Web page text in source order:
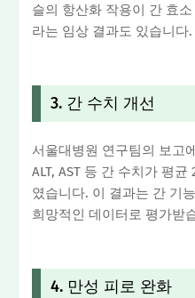
슬의 항산화 작용이 간 효
라는 임상 결과도 있습니다.
3. 간 수치 개선
서울대병원 연구팀의 보고
ALT, AST 등 간 수치가 평
였습니다. 이 결과는 간 기
희망적인 데이터로 평가받
4. 만성 피로 완화